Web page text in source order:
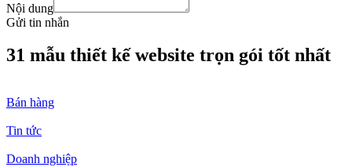
Nội dung
Gửi tin nhắn
31 mẫu thiết kế website trọn gói tốt nhất
Bán hàng
Tin tức
Doanh nghiệp